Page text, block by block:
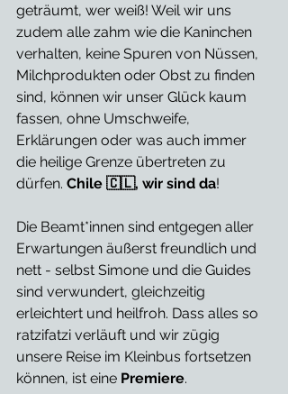
geträumt, wer weiß! Weil wir uns
zudem alle zahm wie die Kaninchen
verhalten, keine Spuren von Nüssen,
Milchprodukten oder Obst zu finden
sind, können wir unser Glück kaum
fassen, ohne Umschweife,
Erklärungen oder was auch immer
die heilige Grenze übertreten zu
dürfen. Chile 🇨🇱, wir sind da!
Die Beamt*innen sind entgegen aller
Erwartungen äußerst freundlich und
nett - selbst Simone und die Guides
sind verwundert, gleichzeitig
erleichtert und heilfroh. Dass alles so
ratzifatzi verläuft und wir zügig
unsere Reise im Kleinbus fortsetzen
können, ist eine Premiere.